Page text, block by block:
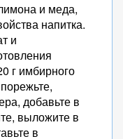
и меда,
напитка.
и
г имбирного
добавьте в
выложите в
в